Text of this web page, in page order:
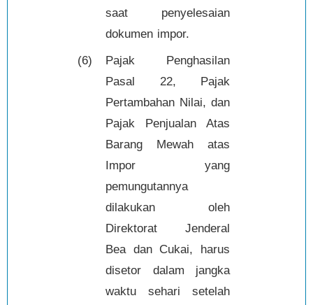
saat penyelesaian
dokumen impor.
(6)
Pajak Penghasilan
Pasal 22, Pajak
Pertambahan Nilai, dan
Pajak Penjualan Atas
Barang Mewah atas
Impor yang
pemungutannya
dilakukan oleh
Direktorat Jenderal
Bea dan Cukai, harus
disetor dalam jangka
waktu sehari setelah